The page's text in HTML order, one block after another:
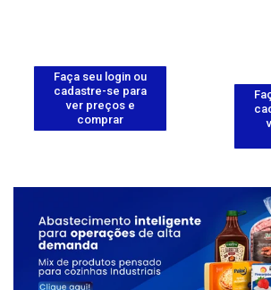
Faça seu login ou
cadastre-se para
ver preços e
comprar